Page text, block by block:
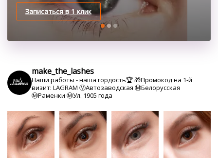
Записаться в 1 клик
Записаться в 1 клик
Записаться в 1 клик
make_the_lashes
Наши работы - наша гордость🏆🎁Промокод на 1-й
визит: LAGRAM Ⓜ️Автозаводская Ⓜ️Белорусская
Ⓜ️Раменки Ⓜ️Ул. 1905 года